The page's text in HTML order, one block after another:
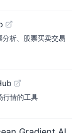
析、股票买卖交易
行情的工具